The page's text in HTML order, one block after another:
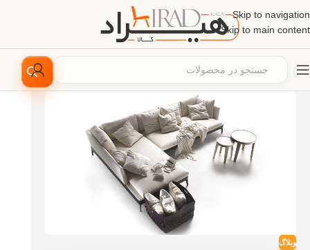
Skip to navigation
Skip to main content
وبلاگ